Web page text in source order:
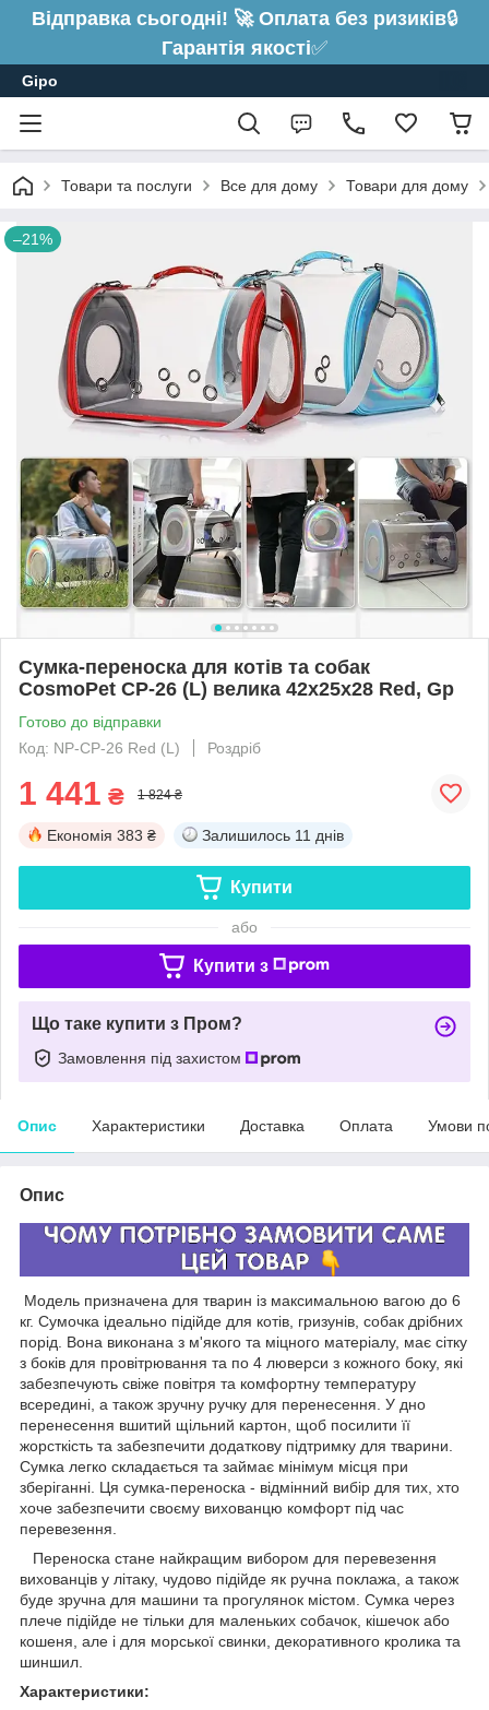
Відправка сьогодні! 🚀 Оплата без ризиків🔒
Гарантія якості✅
Gipo
Товари та послуги Все для дому Товари для дому
–21%
Сумка-переноска для котів та собак
CosmoPet CP-26 (L) велика 42х25х28 Red, Gp
Готово до відправки
Код: NP-CP-26 Red (L)
Роздріб
1 441 ₴ 1 824 ₴
Економія 383 ₴ Залишилось 11 днів
Купити
або
Купити з
Що таке купити з Пром?
Замовлення під захистом
Опис Характеристики Доставка Оплата Умови
Опис
Модель призначена для тварин із максимальною вагою до 6
кг. Сумочка ідеально підійде для котів, гризунів, собак дрібних
порід. Вона виконана з м'якого та міцного матеріалу, має сітку
з боків для провітрювання та по 4 люверси з кожного боку, які
забезпечують свіже повітря та комфортну температуру
всередині, а також зручну ручку для перенесення. У дно
перенесення вшитий щільний картон, щоб посилити її
жорсткість та забезпечити додаткову підтримку для тварини.
Сумка легко складається та займає мінімум місця при
зберіганні. Ця сумка-переноска - відмінний вибір для тих, хто
хоче забезпечити своєму вихованцю комфорт під час
перевезення.
Переноска стане найкращим вибором для перевезення
вихованців у літаку, чудово підійде як ручна поклажа, а також
буде зручна для машини та прогулянок містом. Сумка через
плече підійде не тільки для маленьких собачок, кішечок або
кошеня, але і для морської свинки, декоративного кролика та
шиншил.
Характеристики: